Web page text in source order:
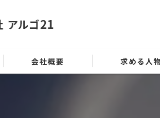
会社概要 求める人